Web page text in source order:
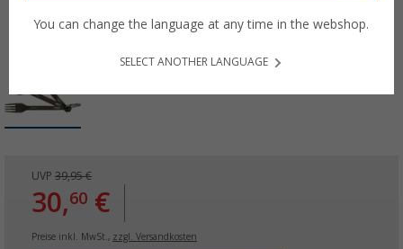
UVP 39,95 €
30,60 €
Preise inkl. MwSt., zzgl. Versandkosten
You can change the language at any time in the webshop.
SELECT ANOTHER LANGUAGE